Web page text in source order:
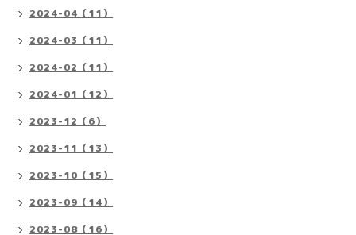
2024-04（11）
2024-03（11）
2024-02（11）
2024-01（12）
2023-12（6）
2023-11（13）
2023-10（15）
2023-09（14）
2023-08（16）